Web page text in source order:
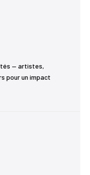
— artistes,
pour un impact